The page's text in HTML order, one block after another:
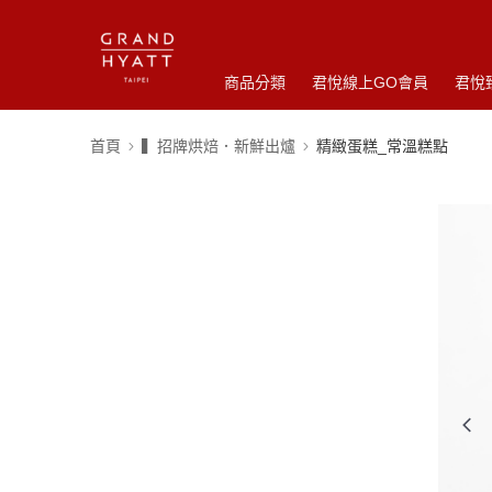
商品分類 君悅線上GO會員 君悅
首頁 ▍招牌烘焙．新鮮出爐 精緻蛋糕_常溫糕點